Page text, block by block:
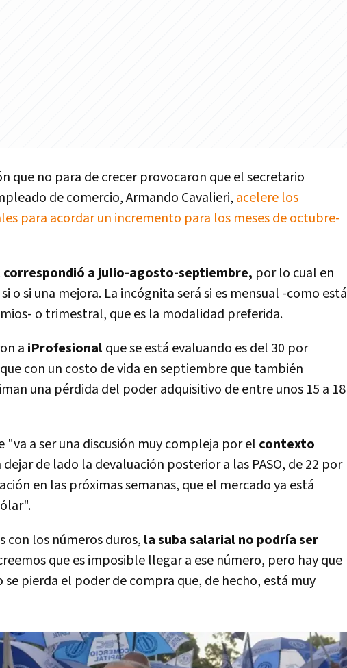
que no para de crecer provocaron que el secretario
de comercio, Armando Cavalieri, acelere los
para acordar un incremento para los meses de octubre-
a julio-agosto-septiembre, por lo cual en
o si una mejora. La incógnita será si es mensual -como está
o trimestral, que es la modalidad preferida.
a iProfesionalque se está evaluando es del 30 por
con un costo de vida en septiembre que también
una pérdida del poder adquisitivo de entre unos 15 a 18
"va a ser una discusión muy compleja por el contexto
dejar de lado la devaluación posterior a las PASO, de 22 por
en las próximas semanas, que el mercado ya está
con los números duros, la suba salarial no podría ser
que es imposible llegar a ese número, pero hay que
pierda el poder de compra que, de hecho, está muy